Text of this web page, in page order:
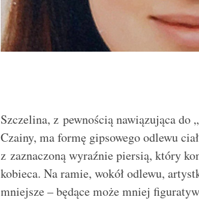
Szczelina, z pewnością nawiązująca
Czainy, ma formę gipsowego odlewu
z zaznaczoną wyraźnie piersią, który
kobieca. Na ramie, wokół odlewu,
mniejsze – będące może mniej